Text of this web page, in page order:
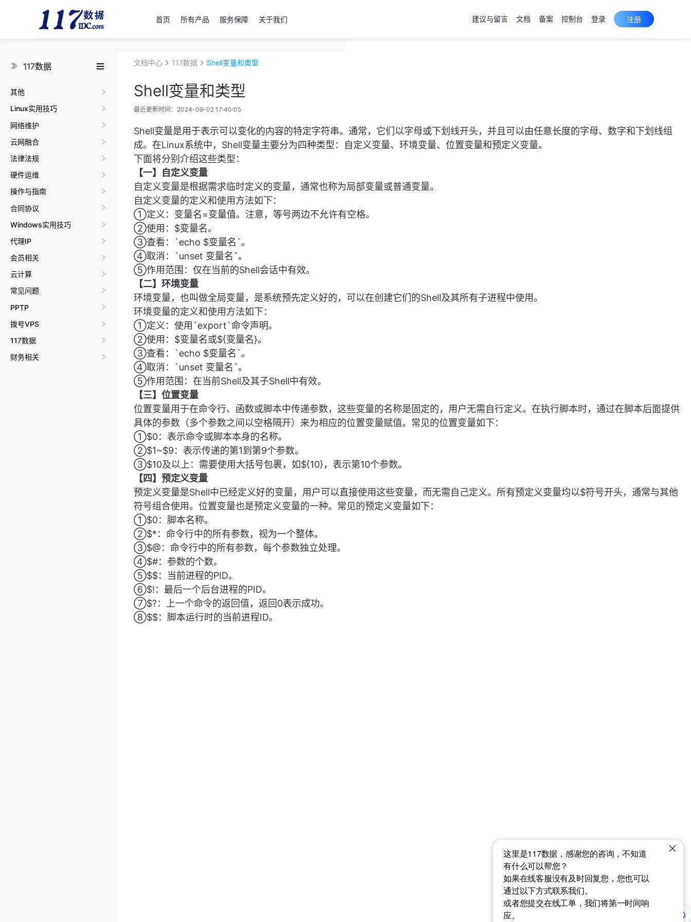
首页 所有产品 服务保障 关于我们 建议与留言 文档 备案 控制台 登录 注册
117数据
其他
Linux实用技巧
网络维护
云网融合
法律法规
硬件运维
操作与指南
合同协议
Windows实用技巧
代理IP
会员相关
云计算
常见问题
PPTP
拨号VPS
117数据
财务相关
文档中心 117数据 Shell变量和类型
Shell变量和类型
最近更新时间：2024-09-02 17:40:05
Shell变量是用于表示可以变化的内容的特定字符串。通常，它们以字母或下划线开头，并且可以由任意长度的字母、数字和下划线组
成。在Linux系统中，Shell变量主要分为四种类型：自定义变量、环境变量、位置变量和预定义变量。
下面将分别介绍这些类型：
【一】自定义变量
自定义变量是根据需求临时定义的变量，通常也称为局部变量或普通变量。
自定义变量的定义和使用方法如下：
①定义：变量名=变量值。注意，等号两边不允许有空格。
②使用：$变量名。
③查看：`echo $变量名`。
④取消：`unset 变量名`。
⑤作用范围：仅在当前的Shell会话中有效。
【二】环境变量
环境变量，也叫做全局变量，是系统预先定义好的，可以在创建它们的Shell及其所有子进程中使用。
环境变量的定义和使用方法如下：
①定义：使用`export`命令声明。
②使用：$变量名或${变量名}。
③查看：`echo $变量名`。
④取消：`unset 变量名`。
⑤作用范围：在当前Shell及其子Shell中有效。
【三】位置变量
位置变量用于在命令行、函数或脚本中传递参数，这些变量的名称是固定的，用户无需自行定义。在执行脚本时，通过在脚本后面提供
具体的参数（多个参数之间以空格隔开）来为相应的位置变量赋值。常见的位置变量如下：
①$0：表示命令或脚本本身的名称。
②$1~$9：表示传递的第1到第9个参数。
③$10及以上：需要使用大括号包裹，如${10}，表示第10个参数。
【四】预定义变量
预定义变量是Shell中已经定义好的变量，用户可以直接使用这些变量，而无需自己定义。所有预定义变量均以$符号开头，通常与其他
符号组合使用。位置变量也是预定义变量的一种。常见的预定义变量如下：
①$0：脚本名称。
②$*：命令行中的所有参数，视为一个整体。
③$@：命令行中的所有参数，每个参数独立处理。
④$#：参数的个数。
⑤$$：当前进程的PID。
⑥$!：最后一个后台进程的PID。
⑦$?：上一个命令的返回值，返回0表示成功。
⑧$$：脚本运行时的当前进程ID。